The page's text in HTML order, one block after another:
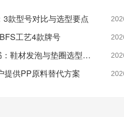
款型号对比与选型要点
工艺4款牌号
2026年EVA 7350M采购白皮书：鞋材发泡与垫圈选型指南
提供PP原料替代方案